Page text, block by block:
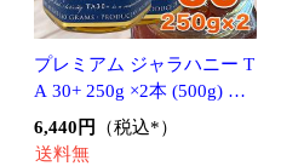
カハニー MGO 50+ マ
フローラル 500g ニュ